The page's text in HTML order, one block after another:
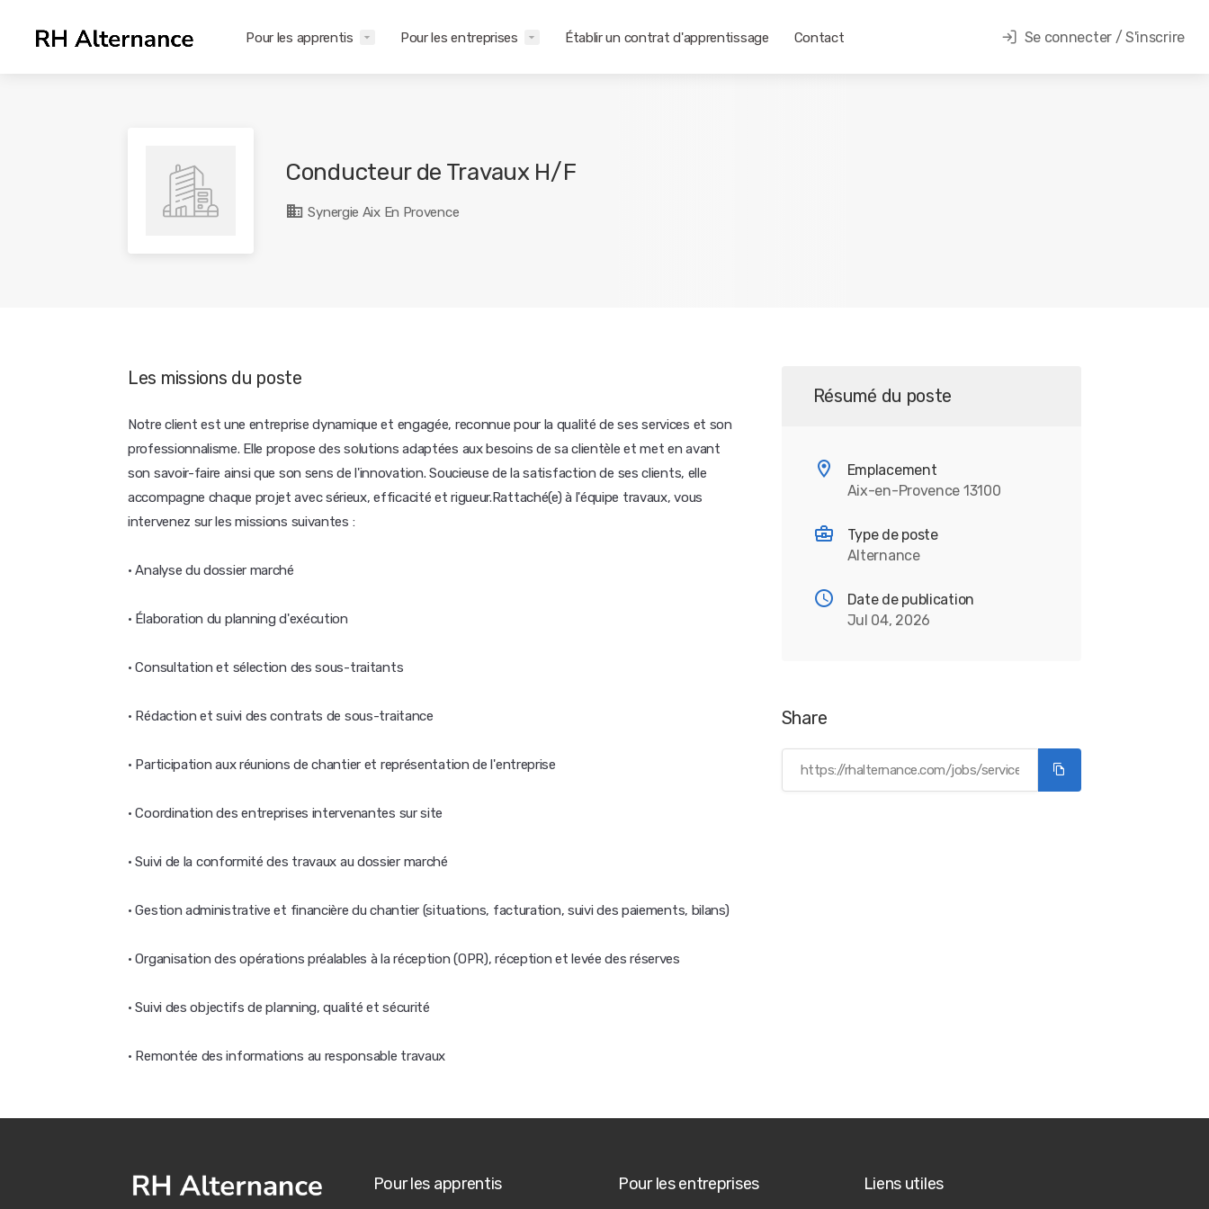
Pour les apprentis Pour les entreprises Établir un contrat d'apprentissage Contact Se connecter / S'inscrire
Conducteur de Travaux H/F
Synergie Aix En Provence
Les missions du poste
Notre client est une entreprise dynamique et engagée, reconnue pour la qualité de ses services et son
professionnalisme. Elle propose des solutions adaptées aux besoins de sa clientèle et met en avant
son savoir-faire ainsi que son sens de l'innovation. Soucieuse de la satisfaction de ses clients, elle
accompagne chaque projet avec sérieux, efficacité et rigueur.Rattaché(e) à l'équipe travaux, vous
intervenez sur les missions suivantes :
· Analyse du dossier marché
· Élaboration du planning d'exécution
· Consultation et sélection des sous-traitants
· Rédaction et suivi des contrats de sous-traitance
· Participation aux réunions de chantier et représentation de l'entreprise
· Coordination des entreprises intervenantes sur site
· Suivi de la conformité des travaux au dossier marché
· Gestion administrative et financière du chantier (situations, facturation, suivi des paiements, bilans)
· Organisation des opérations préalables à la réception (OPR), réception et levée des réserves
· Suivi des objectifs de planning, qualité et sécurité
· Remontée des informations au responsable travaux
Résumé du poste
Emplacement
Aix-en-Provence 13100
Type de poste
Alternance
Date de publication
Jul 04, 2026
Share
Pour les apprentis Pour les entreprises Liens utiles